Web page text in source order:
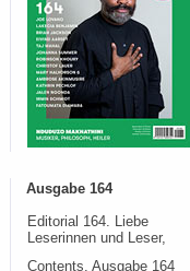
Ausgabe 164
Editorial 164. Liebe
Leserinnen und Leser,
Contents. Ausgabe 164